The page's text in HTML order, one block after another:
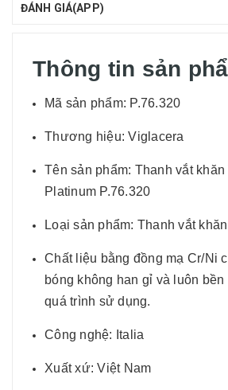
ĐÁNH GIÁ(APP)
Thông tin sản
Mã sản phẩm: P.76.320
Thương hiệu: Viglacera
Tên sản phẩm: Thanh vắt
Platinum P.76.320
Loại sản phẩm: Thanh vắt
Chất liệu bằng đồng mạ Cr/Ni
bóng không han gỉ và luôn bền
quá trình sử dụng.
Công nghệ: Italia
Xuất xứ: Việt Nam